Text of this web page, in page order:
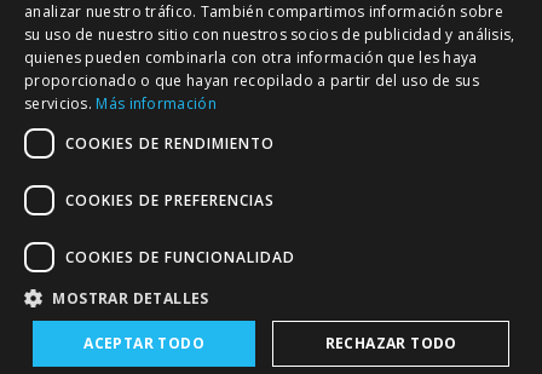
VALLADOLID DEPORTIVO
Colaboración Contacto
Política de Privacidad
analizar nuestro tráfico. También compartimos información sobre
su uso de nuestro sitio con nuestros socios de publicidad y análisis,
quienes pueden combinarla con otra información que les haya
proporcionado o que hayan recopilado a partir del uso de sus
servicios. Más información
COOKIES DE RENDIMIENTO
COOKIES DE PREFERENCIAS
COOKIES DE FUNCIONALIDAD
MOSTRAR DETALLES
ACEPTAR TODO RECHAZAR TODO